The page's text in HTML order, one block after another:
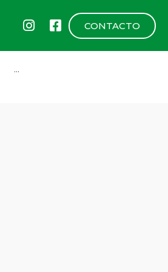
CONTACTO
···